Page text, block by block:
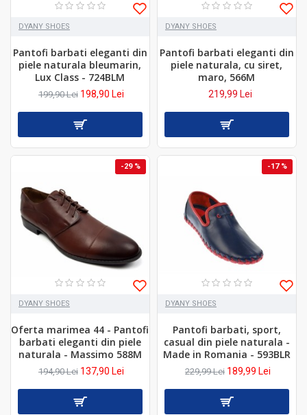
DYANY SHOES
Pantofi barbati eleganti din
piele naturala bleumarin,
Lux Class - 724BLM
199,90 Lei 198,90 Lei
DYANY SHOES
Pantofi barbati eleganti din
piele naturala, cu siret,
maro, 566M
219,99 Lei
-29 %
DYANY SHOES
Oferta marimea 44 - Pantofi
barbati eleganti din piele
naturala - Massimo 588M
194,90 Lei 137,90 Lei
-17 %
DYANY SHOES
Pantofi barbati, sport,
casual din piele naturala -
Made in Romania - 593BLR
229,99 Lei 189,99 Lei